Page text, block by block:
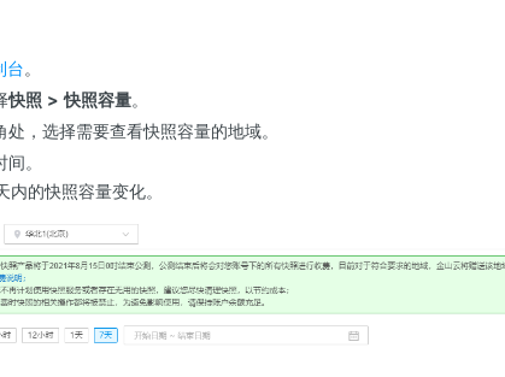
台。
快照 > 快照容量。
，选择需要查看快照容量的地域。
。
的快照容量变化。